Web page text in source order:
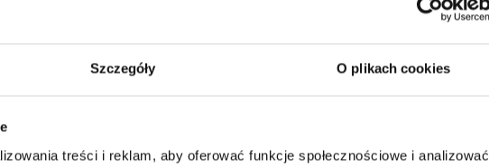
Szczegóły O plikach cookies
treści i reklam, aby oferować funkcje społecznościowe i analizować
Raptor 30
KIELICH RAPTOR 70 KW NR
KAT. 1070